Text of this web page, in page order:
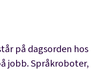
på dagsorden hos
jobb. Språkroboter,